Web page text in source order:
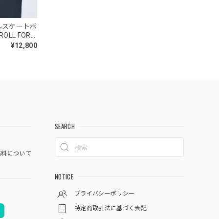
スケートボ
FOR
ロスボー
¥12,800
について
SEARCH
NOTICE
プライバシーポリシー
特定商取引法に基づく表記